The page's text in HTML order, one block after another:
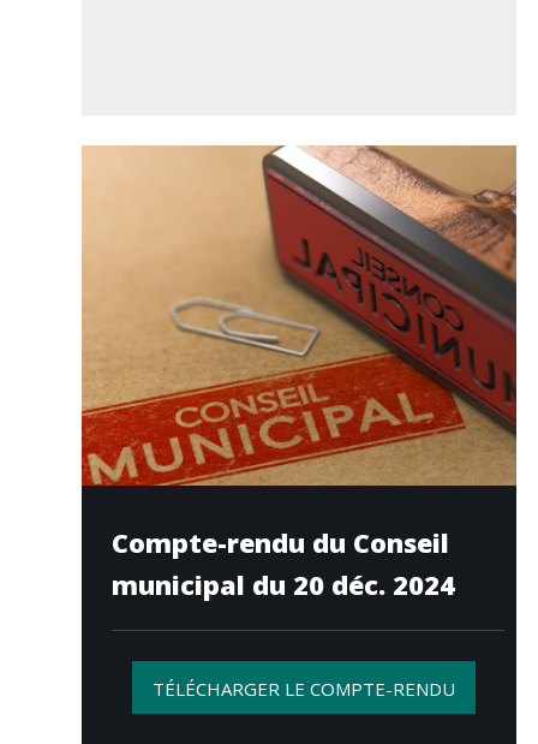
Compte-rendu du Conseil
municipal du 20 déc. 2024
TÉLÉCHARGER LE COMPTE-RENDU